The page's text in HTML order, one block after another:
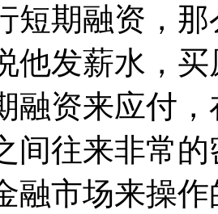
短期融资，
他发薪水，
融资来应付
间往来非常
融市场来操